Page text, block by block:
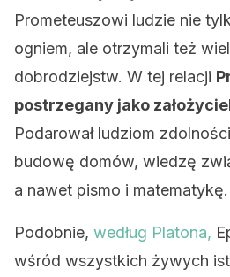
Prometeuszowi ludzie nie
ogniem, ale otrzymali też
dobrodziejstw. W tej relacji
postrzegany jako
Podarował ludziom
budowę domów, wiedzę
a nawet pismo i matematykę.
Podobnie, według Platona,
wśród wszystkich żywych